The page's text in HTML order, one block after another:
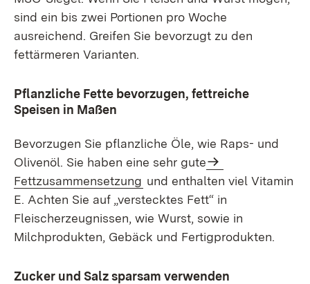
sind ein bis zwei Portionen pro Woche
ausreichend. Greifen Sie bevorzugt zu den
fettärmeren Varianten.
Pflanzliche Fette bevorzugen, fettreiche
Speisen in Maßen
Bevorzugen Sie pflanzliche Öle, wie Raps- und
Olivenöl. Sie haben eine sehr gute
Fettzusammensetzung und enthalten viel Vitamin
E. Achten Sie auf „verstecktes Fett“ in
Fleischerzeugnissen, wie Wurst, sowie in
Milchprodukten, Gebäck und Fertigprodukten.
Zucker und Salz sparsam verwenden